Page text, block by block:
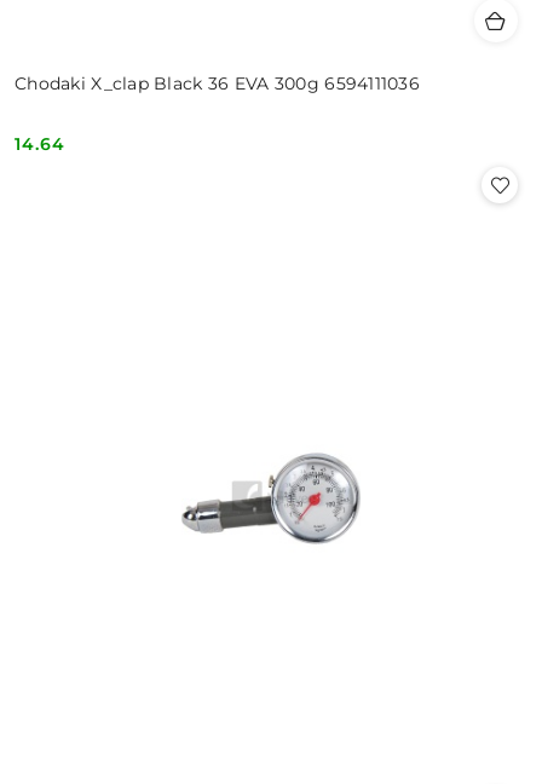
Chodaki X_clap Black 36 EVA 300g 6594111036
Cena:
14.64